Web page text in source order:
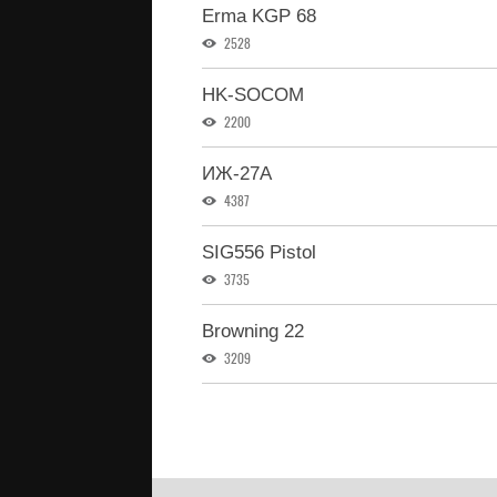
Erma KGP 68
2528
HK-SOCOM
2200
ИЖ-27А
4387
SIG556 Pistol
3735
Browning 22
3209